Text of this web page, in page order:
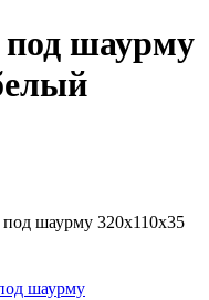
шаурму
шаурму 320x110x35
шаурму